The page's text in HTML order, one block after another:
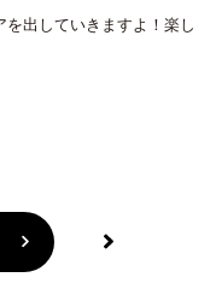
出していきますよ！楽し